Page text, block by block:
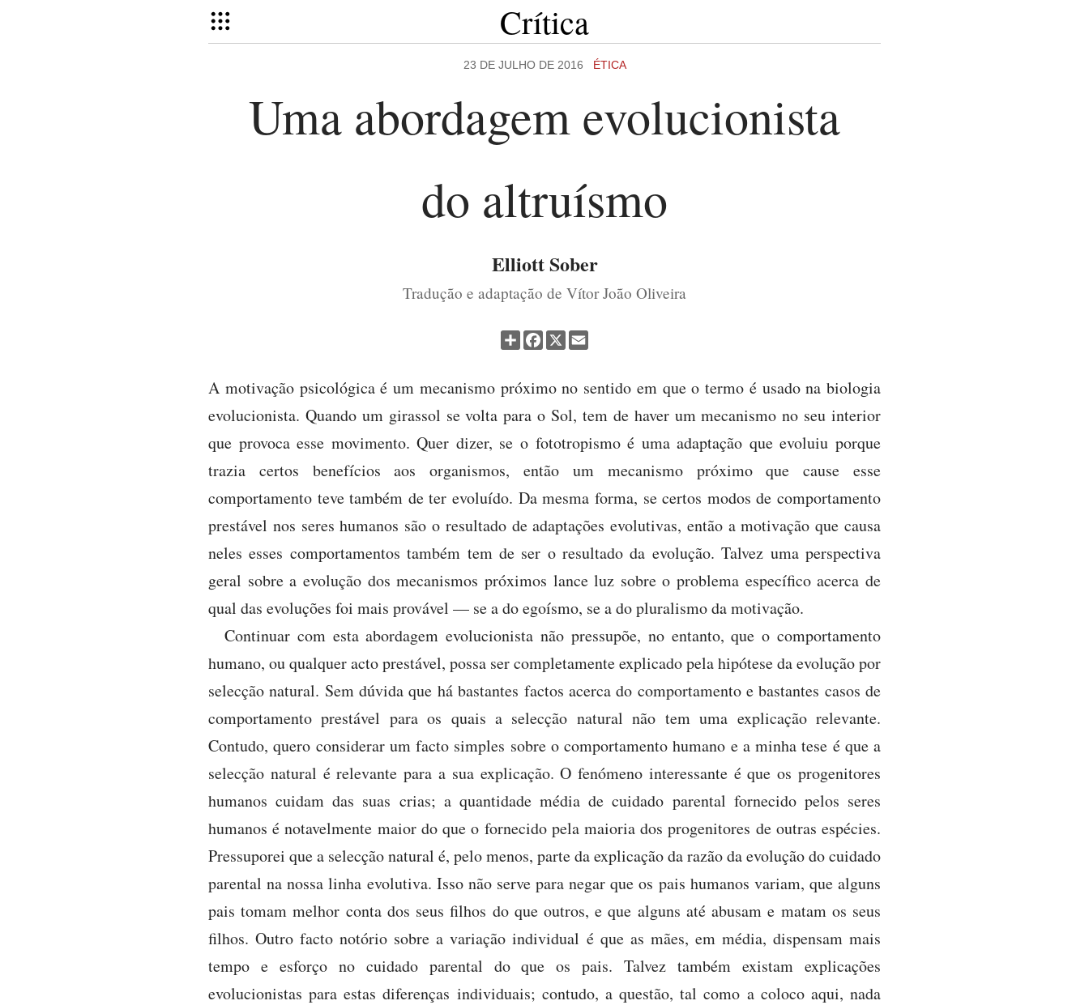
Crítica
23 DE JULHO DE 2016 ÉTICA
Uma abordagem evolucionista
do altruísmo
Elliott Sober
Tradução e adaptação de Vítor João Oliveira
Partilhar
Facebook
X
A motivação psicológica é um mecanismo próximo no sentido em que o termo é usado na biologia
evolucionista. Quando um girassol se volta para o Sol, tem de haver um mecanismo no seu interior
que provoca esse movimento. Quer dizer, se o fototropismo é uma adaptação que evoluiu porque
trazia certos benefícios aos organismos, então um mecanismo próximo que cause esse
comportamento teve também de ter evoluído. Da mesma forma, se certos modos de comportamento
prestável nos seres humanos são o resultado de adaptações evolutivas, então a motivação que causa
neles esses comportamentos também tem de ser o resultado da evolução. Talvez uma perspectiva
geral sobre a evolução dos mecanismos próximos lance luz sobre o problema específico acerca de
qual das evoluções foi mais provável — se a do egoísmo, se a do pluralismo da motivação.
Continuar com esta abordagem evolucionista não pressupõe, no entanto, que o comportamento
humano, ou qualquer acto prestável, possa ser completamente explicado pela hipótese da evolução por
selecção natural. Sem dúvida que há bastantes factos acerca do comportamento e bastantes casos de
comportamento prestável para os quais a selecção natural não tem uma explicação relevante.
Contudo, quero considerar um facto simples sobre o comportamento humano e a minha tese é que a
selecção natural é relevante para a sua explicação. O fenómeno interessante é que os progenitores
humanos cuidam das suas crias; a quantidade média de cuidado parental fornecido pelos seres
humanos é notavelmente maior do que o fornecido pela maioria dos progenitores de outras espécies.
Pressuporei que a selecção natural é, pelo menos, parte da explicação da razão da evolução do cuidado
parental na nossa linha evolutiva. Isso não serve para negar que os pais humanos variam, que alguns
pais tomam melhor conta dos seus filhos do que outros, e que alguns até abusam e matam os seus
filhos. Outro facto notório sobre a variação individual é que as mães, em média, dispensam mais
tempo e esforço no cuidado parental do que os pais. Talvez também existam explicações
evolucionistas para estas diferenças individuais; contudo, a questão, tal como a coloco aqui, nada